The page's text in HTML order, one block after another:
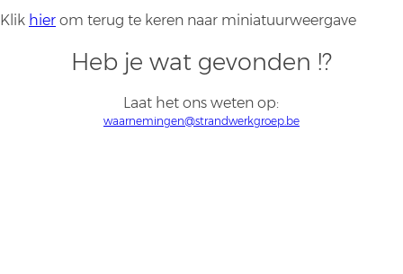
Klik hier om terug te keren naar miniatuurweergave
Heb je wat gevonden !?
Laat het ons weten op:
waarnemingen@strandwerkgroep.be